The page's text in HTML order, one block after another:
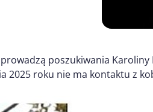
poszukiwania Karoliny
2025 roku nie ma kontaktu z